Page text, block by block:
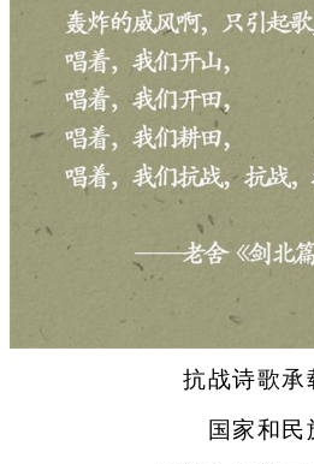
抗战诗歌承
国家和民